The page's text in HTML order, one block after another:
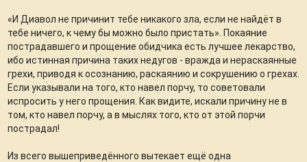
«И Диавол не причинит тебе никакого зла, если не найдёт в
тебе ничего, к чему бы можно было пристать». Покаяние
пострадавшего и прощение обидчика есть лучшее лекарство,
ибо истинная причина таких недугов - вражда и нераскаянные
грехи, приводя к осознанию, раскаянию и сокрушению о грехах.
Если указывали на того, кто навел порчу, то советовали
испросить у него прощения. Как видите, искали причину не в
том, кто навел порчу, а в мыслях того, кто от этой порчи
пострадал!
Из всего вышеприведённого вытекает ещё одна